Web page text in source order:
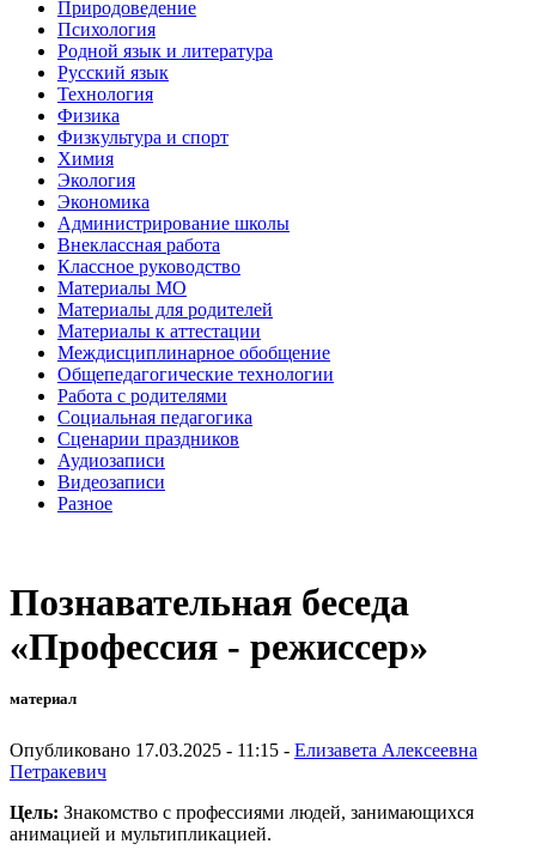
Природоведение
Психология
Родной язык и литература
Русский язык
Технология
Физика
Физкультура и спорт
Химия
Экология
Экономика
Администрирование школы
Внеклассная работа
Классное руководство
Материалы МО
Материалы для родителей
Материалы к аттестации
Междисциплинарное обобщение
Общепедагогические технологии
Работа с родителями
Социальная педагогика
Сценарии праздников
Аудиозаписи
Видеозаписи
Разное
Познавательная беседа
«Профессия - режиссер»
материал
Опубликовано 17.03.2025 - 11:15 - Елизавета Алексеевна
Петракевич
Цель: Знакомство с профессиями людей, занимающихся
анимацией и мультипликацией.